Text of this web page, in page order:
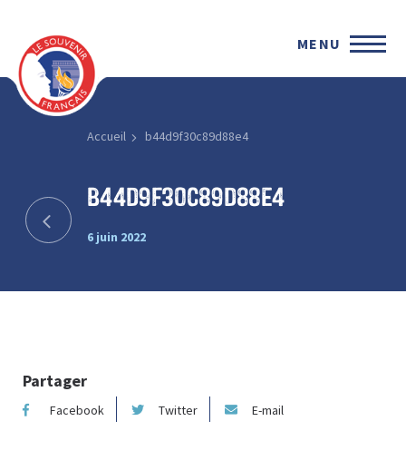
MENU
Accueil b44d9f30c89d88e4
b44d9f30c89d88e4
6 juin 2022
Partager
Facebook Twitter E-mail